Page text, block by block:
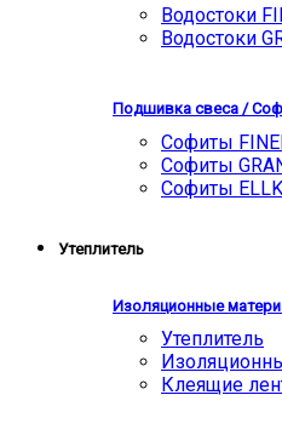
Водостоки
Водостоки
Подшивка свеса /
Софиты
Софиты
Софиты
Утеплитель
Изоляционные
Утеплитель
Клеящие